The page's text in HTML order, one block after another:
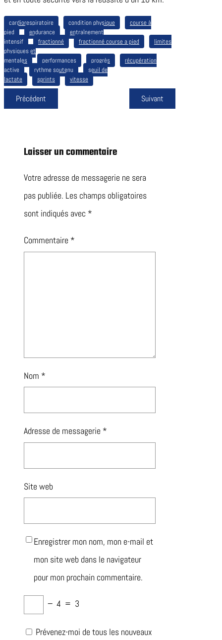
cardiorespiratoire condition physique
course à
pied
endurance
entraînement
intensif
fractionné fractionné course a pied
limites
physiques et
mentales
performances progrès
récupération
active
rythme soutenu
seuil de
lactate
sprints vitesse
Précédent Suivant
Laisser un commentaire
Votre adresse de messagerie ne sera
pas publiée. Les champs obligatoires
sont indiqués avec *
Commentaire *
Nom *
Adresse de messagerie *
Site web
Enregistrer mon nom, mon e-mail et
mon site web dans le navigateur
pour mon prochain commentaire.
− 4 = 3
Prévenez-moi de tous les nouveaux